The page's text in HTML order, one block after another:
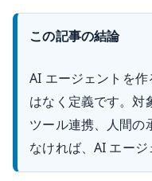
この記事の結論
AI エージェントを
はなく定義です。対
ツール連携、人間の
なければ、AI エージ